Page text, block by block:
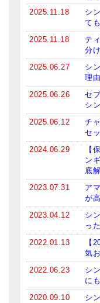
LINEお友だち登録
お客様の声
ブログ
2025.11.18
シ
て
2025.11.18
テ
分
2025.06.27
シ
理
2025.06.26
セ
シ
2025.06.12
チ
セ
2024.06.29
【
ン
底
2023.07.31
ア
が
2023.04.12
シ
っ
2022.01.13
【
気
2022.06.23
シ
に
2020.09.10
シ